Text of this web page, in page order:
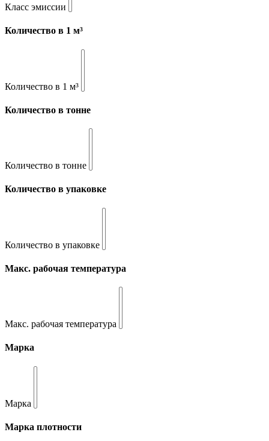
Класс эмиссии
Количество в 1 м³
Количество в 1 м³
Количество в тонне
Количество в тонне
Количество в упаковке
Количество в упаковке
Макс. рабочая температура
Макс. рабочая температура
Марка
Марка
Марка плотности